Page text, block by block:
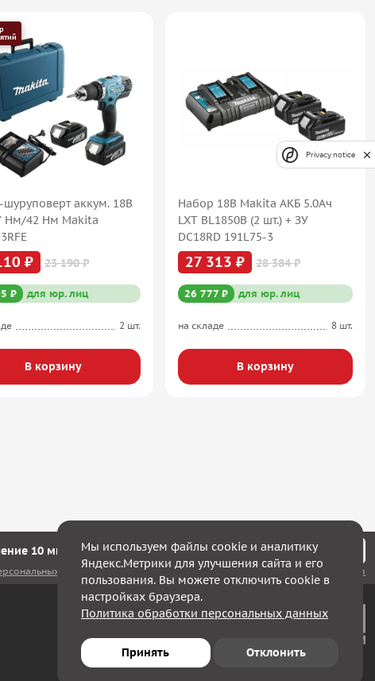
аккум. 18В
Нм/42 Нм Makita
₽ 23 190 ₽
₽ для юр. лиц
2 шт.
В корзину
Набор 18В Makita АКБ 5.0Ач
LXT BL1850B (2 шт.) + ЗУ
DC18RD 191L75-3
27 313 ₽ 28 384 ₽
26 777 ₽ для юр. лиц
на складе 8 шт.
В корзину
10 минут мы с Вами свяжемся!
данных, а также соглашаюсь с политикой конфиденциальности
Мы используем файлы cookie и аналитику
Яндекс.Метрики для улучшения сайта и его
пользования. Вы можете отключить cookie в
настройках браузера.
Политика обработки персональных данных
Принять Отклонить
Privacy notice